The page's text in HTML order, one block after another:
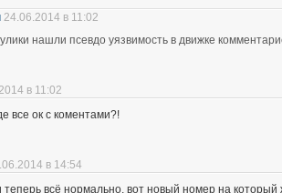
24.06.2014 в 11:02
нашли псевдо уязвимость в движке
в 11:02
все ок с коментами?!
в 14:54
теперь всё нормально, вот новый номер на